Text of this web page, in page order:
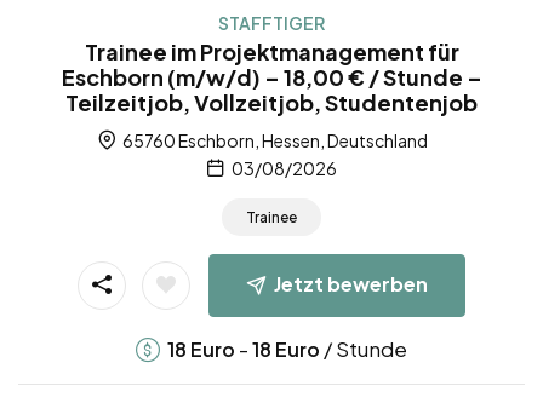
STAFFTIGER
Trainee im Projektmanagement für
Eschborn (m/w/d) – 18,00 € / Stunde –
Teilzeitjob, Vollzeitjob, Studentenjob
65760 Eschborn, Hessen, Deutschland
03/08/2026
Trainee
Jetzt bewerben
18 Euro -18 Euro / Stunde